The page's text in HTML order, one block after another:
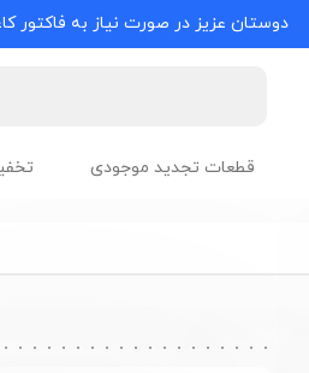
دوستان عزیز در صورت نیاز به فاکتور
قطعات تجدید موجودی